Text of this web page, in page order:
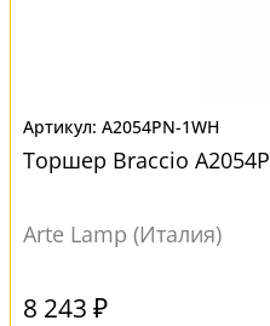
A2054PN-1WH
Торшер Braccio
Arte Lamp (Италия)
8 243 ₽